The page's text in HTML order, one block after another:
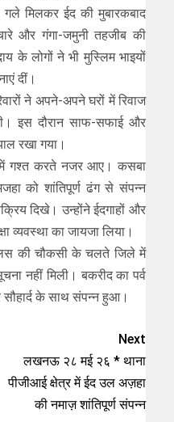
मिलकर ईद की मुबारकबाद
और गंगा-जमुनी तहजीब की
के लोगों ने भी मुस्लिम भाइयों
दीं।
ने अपने-अपने घरों में रिवाज
इस दौरान साफ-सफाई और
रखा गया।
में गश्त करते नजर आए। कसबा
को शांतिपूर्ण ढंग से संपन्न
दिखे। उन्होंने ईदगाहों और
व्यवस्था का जायजा लिया।
की चौकसी के चलते जिले में
नहीं मिली। बकरीद का पर्व
के साथ संपन्न हुआ।
Next
लखनऊ २८ मई २६ * थाना
पीजीआई क्षेत्र में ईद उल अज़हा
की नमाज़ शांतिपूर्ण संपन्न